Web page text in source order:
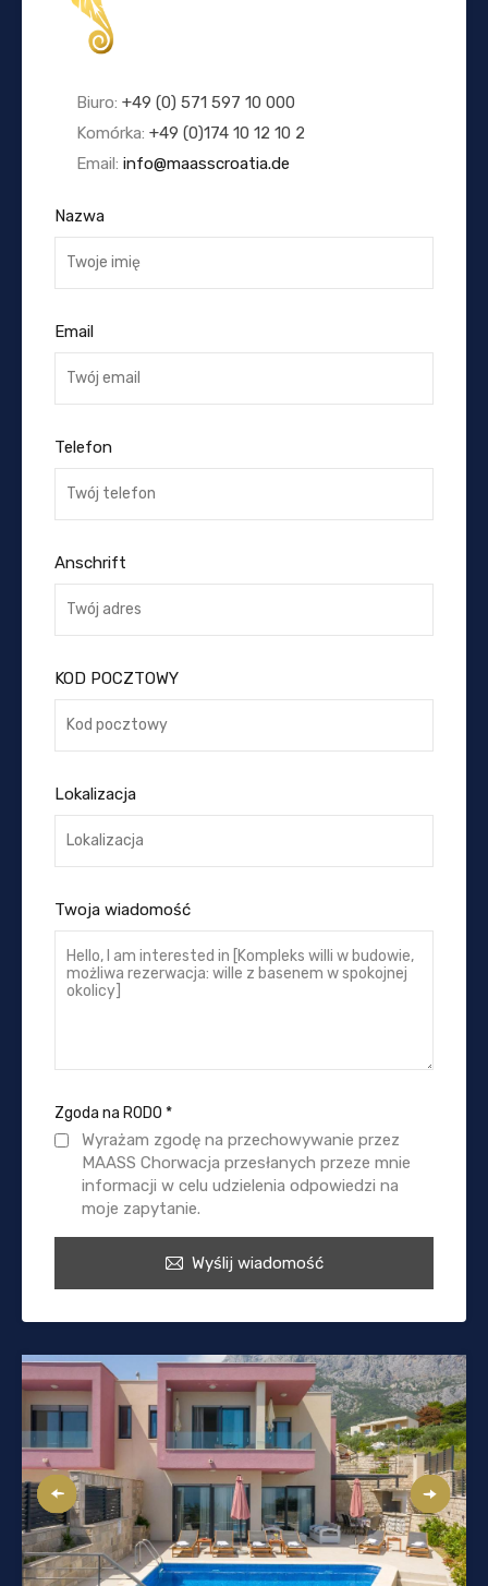
Biuro: +49 (0) 571 597 10 000
Komórka: +49 (0)174 10 12 10 2
Email: info@maasscroatia.de
Nazwa
Email
Telefon
Anschrift
KOD POCZTOWY
Lokalizacja
Twoja wiadomość
Zgoda na RODO *
Wyrażam zgodę na przechowywanie przez
MAASS Chorwacja przesłanych przeze mnie
informacji w celu udzielenia odpowiedzi na
moje zapytanie.
Wyślij wiadomość